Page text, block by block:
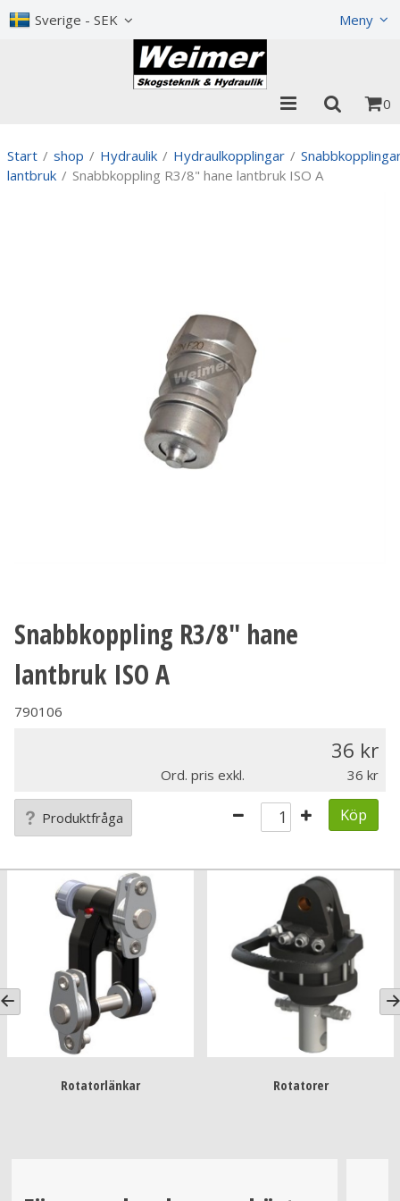
Sverige - SEK Meny
0
Start / shop / Hydraulik / Hydraulkopplingar /
lantbruk / Snabbkoppling R3/8" hane lantbruk ISO A
Snabbkoppling R3/8" hane
lantbruk ISO A
790106
36
Ord. pris exkl. 36
Produktfråga Köp
Rotatorlänkar Rotatorer